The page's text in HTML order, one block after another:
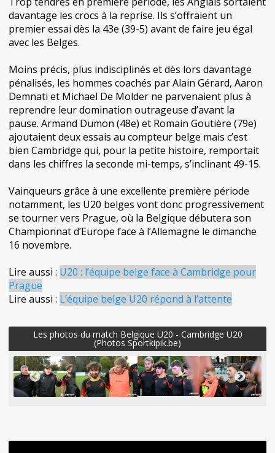
davantage les crocs à la reprise. Ils s’offraient un
premier essai dès la 43e (39-5) avant de faire jeu égal
avec les Belges.
Moins précis, plus indisciplinés et dès lors davantage
pénalisés, les hommes coachés par Alain Gérard, Aaron
Demnati et Michael De Molder ne parvenaient plus à
reprendre leur domination outrageuse d’avant la
pause. Armand Dumon (48e) et Romain Goutière (79e)
ajoutaient deux essais au compteur belge mais c’est
bien Cambridge qui, pour la petite histoire, remportait
dans les chiffres la seconde mi-temps, s’inclinant 49-15.
Vainqueurs grâce à une excellente première période
notamment, les U20 belges vont donc progressivement
se tourner vers Prague, où la Belgique débutera son
Championnat d’Europe face à l’Allemagne le dimanche
16 novembre.
Lire aussi : U20 : l’équipe belge face à Cambridge pour
Prague
Lire aussi : L’équipe belge U20 répond à l’attente
Les photos du match Belgique U20 - Cambridge U20
(Photos Sportkipik.be)